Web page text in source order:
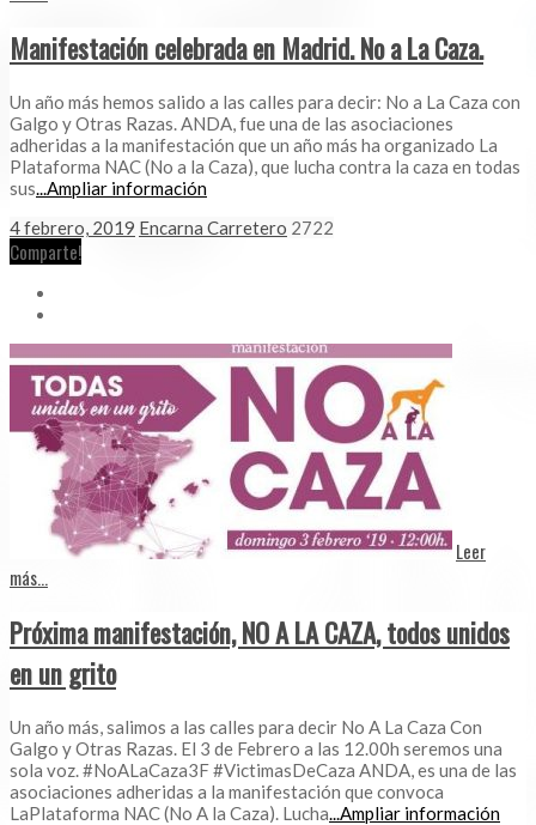
Manifestación celebrada en Madrid. No a La Caza.
Un año más hemos salido a las calles para decir: No a La Caza con
Galgo y Otras Razas. ANDA, fue una de las asociaciones
adheridas a la manifestación que un año más ha organizado La
Plataforma NAC (No a la Caza), que lucha contra la caza en todas
sus ...Ampliar información
4 febrero, 2019 Encarna Carretero 2722
Comparte!
Leer
más...
Próxima manifestación, NO A LA CAZA, todos unidos
en un grito
Un año más, salimos a las calles para decir No A La Caza Con
Galgo y Otras Razas. El 3 de Febrero a las 12.00h seremos una
sola voz. #NoALaCaza3F #VictimasDeCaza ANDA, es una de las
asociaciones adheridas a la manifestación que convoca
LaPlataforma NAC (No A la Caza). Lucha...Ampliar información